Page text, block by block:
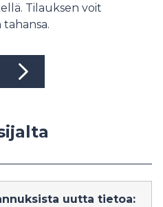
Tilauksen voit
uutta tietoa: